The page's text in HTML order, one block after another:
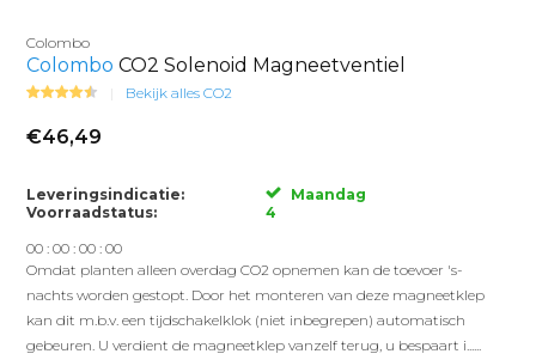
Colombo
Colombo CO2 Solenoid Magneetventiel
Bekijk alles CO2
€46,49
Leveringsindicatie:
Maandag
Voorraadstatus:
4
00 :00 :00 :00
Omdat planten alleen overdag CO2 opnemen kan de toevoer 's-
nachts worden gestopt. Door het monteren van deze magneetklep
kan dit m.b.v. een tijdschakelklok (niet inbegrepen) automatisch
gebeuren. U verdient de magneetklep vanzelf terug, u bespaart i......